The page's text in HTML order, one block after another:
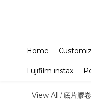
Home
Fujifilm instax
View All /底片膠